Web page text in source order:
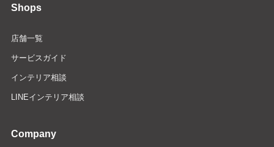
Shops
店舗一覧
サービスガイド
インテリア相談
LINEインテリア相談
Company